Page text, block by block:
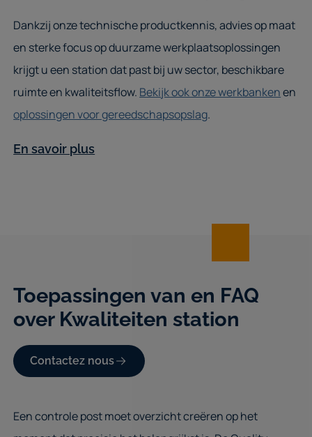
Dankzij onze technische productkennis, advies op maat
en sterke focus op duurzame werkplaatsoplossingen
krijgt u een station dat past bij uw sector, beschikbare
ruimte en kwaliteitsflow. Bekijk ook onze werkbankenen
oplossingen voor gereedschapsopslag.
En savoir plus
Toepassingen van en FAQ
over Kwaliteiten station
Contactez nous
Een controle post moet overzicht creëren op het